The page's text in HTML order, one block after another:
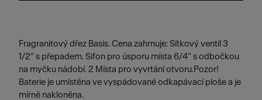
Fragranitový dřez Basis. Cena zahrnuje: Sítkový ventil 3
1/2“ s přepadem. Sifon pro úsporu místa 6/4“ s odbočkou
na myčku nádobí. 2 Místa pro vyvrtání otvoru.Pozor!
Baterie je umístěna ve vyspádované odkapávací ploše a je
mírně nakloněna.